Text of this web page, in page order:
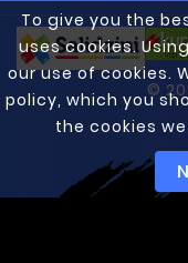
To give you the
uses cookies.
our use of cookies.
policy, which you
the cookies
©